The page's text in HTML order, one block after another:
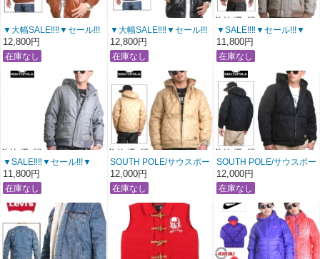
▼大幅SALE‼‼▼セール!!!
▼
SOUTH POLE/サウスポー
ル
PUレザー中綿フードファ
ージャケット
“ダイヤモンドカットステ
ッチ”【ブラウン】
（※フード付き/着脱可）
〔 アメージング 服 〕
12,800円
▼大幅SALE‼‼▼セール!!!
▼
SOUTH POLE/サウスポー
ル
PUレザー中綿フードファ
ージャケット
“ダイヤモンドカットステ
ッチ”【ブラック】
（※フード付き/着脱可）
〔 アメージング 服 〕
12,800円
▼SALE‼‼▼セール!!!▼
SOUTH POLE/サウスポー
ル
グレンチェックツイード
ジャケット
【ブラウン】
〔 アメージング 服 〕
11,800円
▼SALE‼‼▼セール!!!▼
SOUTH POLE/サウスポー
ル
グレンチェックツイード
ジャケット
【ライトグレー】
〔 アメージング 服 〕
11,800円
SOUTH POLE/サウスポー
ルポリスウェード中綿 キ
ルティングフードジャケ
ット 【ダイヤモンドカッ
ト：ベージュ】〔 アメー
ジング 服 〕
12,000円
SOUTH POLE/サウスポー
ルポリスウェード中綿 キ
ルティングフードジャケ
ット 【ダイヤモンドカッ
ト：ブラック】〔 アメー
ジング 服 〕
12,000円